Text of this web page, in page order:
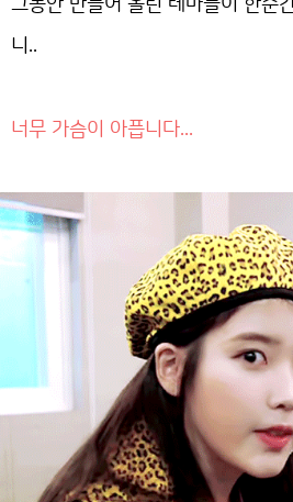
니..
너무 가슴이 아픕니다...